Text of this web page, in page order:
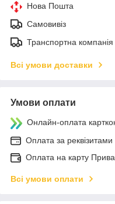
Нова Пошта
Самовивіз
Транспортна компанія
Всі умови доставки
Умови оплати
Онлайн-оплата
Оплата за реквізитами
Оплата на карту
Всі умови оплати